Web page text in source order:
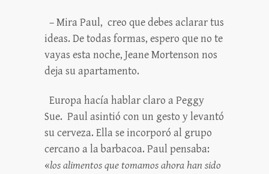
– Mira Paul, creo que debes aclarar tus
ideas. De todas formas, espero que no te
vayas esta noche, Jeane Mortenson nos
deja su apartamento.
Europa hacía hablar claro a Peggy
Sue. Paul asintió con un gesto y levantó
su cerveza. Ella se incorporó al grupo
cercano a la barbacoa. Paul pensaba:
«los alimentos que tomamos ahora han sido